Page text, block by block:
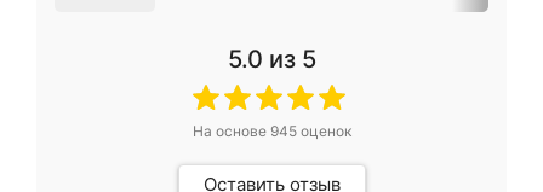
5.0 из 5
На основе 945оценок
Оставить отзыв